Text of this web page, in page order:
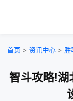
首页 > 资讯中心 > 胜
智斗攻略!湖